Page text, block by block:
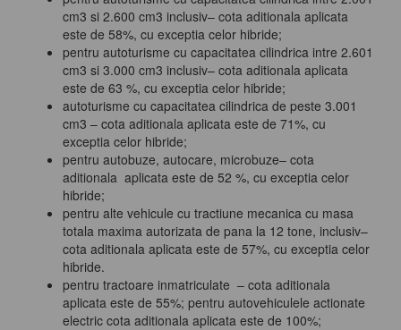
cm3 si 2.600 cm3 inclusiv– cota aditionala aplicata
este de 58%, cu exceptia celor hibride;
pentru autoturisme cu capacitatea cilindrica intre 2.601
cm3 si 3.000 cm3 inclusiv– cota aditionala aplicata
este de 63 %, cu exceptia celor hibride;
autoturisme cu capacitatea cilindrica de peste 3.001
cm3 – cota aditionala aplicata este de 71%, cu
exceptia celor hibride;
pentru autobuze, autocare, microbuze– cota
aditionala aplicata este de 52 %, cu exceptia celor
hibride;
pentru alte vehicule cu tractiune mecanica cu masa
totala maxima autorizata de pana la 12 tone, inclusiv–
cota aditionala aplicata este de 57%, cu exceptia celor
hibride.
pentru tractoare inmatriculate – cota aditionala
aplicata este de 55%; pentru autovehiculele actionate
electric cota aditionala aplicata este de 100%;